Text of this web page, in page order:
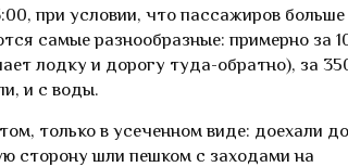
при условии, что пассажиров больше
самые разнообразные: примерно за
лодку и дорогу туда-обратно), за
и с воды.
только в усеченном виде: доехали до
сторону шли пешком с заходами на